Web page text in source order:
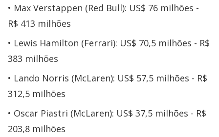
Max Verstappen (Red Bull): US$ 76 milhões -
R$ 413 milhões
Lewis Hamilton (Ferrari): US$ 70,5 milhões - R$
383 milhões
Lando Norris (McLaren): US$ 57,5 milhões - R$
312,5 milhões
Oscar Piastri (McLaren): US$ 37,5 milhões - R$
203,8 milhões